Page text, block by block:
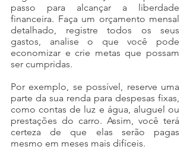
passo para alcançar a liberdade
financeira. Faça um orçamento mensal
detalhado, registre todos os seus
gastos, analise o que você pode
economizar e crie metas que possam
ser cumpridas.
Por exemplo, se possível, reserve uma
parte da sua renda para despesas fixas,
como contas de luz e água, aluguel ou
prestações do carro. Assim, você terá
certeza de que elas serão pagas
mesmo em meses mais difíceis.